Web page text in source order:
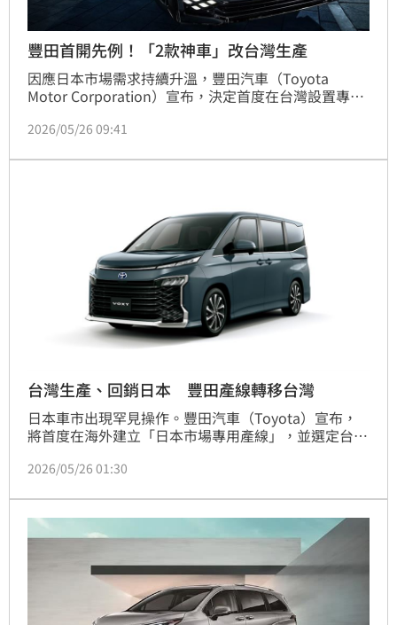
豐田首開先例！「2款神車」改台灣生產
因應日本市場需求持續升溫，豐田汽車（Toyota
Motor Corporation）宣布，決定首度在台灣設置專供
汽車觀音廠」生產Noah與Voxy車系，並出口回日本，
台灣在豐田全球供應鏈地位提升，也反映日本車廠正面
2026/05/26 09:41
台灣生產、回銷日本 豐田產線轉移台灣
日本車市出現罕見操作。豐田汽車（Toyota）宣布，
將首度在海外建立「日本市場專用產線」，並選定台灣
型「反向出口」回日本販售，讓台灣一舉成為供應鏈核
2026/05/26 01:30